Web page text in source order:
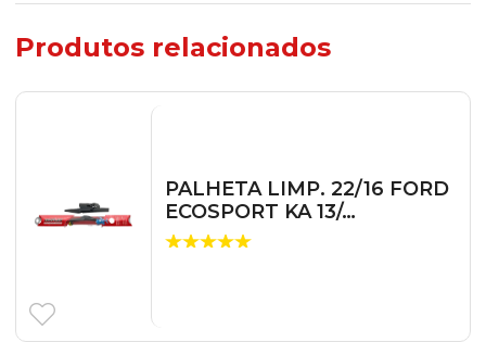
Produtos relacionados
PALHETA LIMP. 22/16 FORD
ECOSPORT KA 13/…